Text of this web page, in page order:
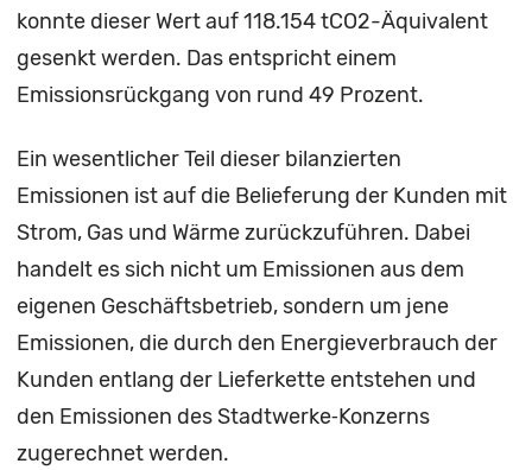
konnte dieser Wert auf 118.154 tCO2-Äquivalent
gesenkt werden. Das entspricht einem
Emissionsrückgang von rund 49 Prozent.
Ein wesentlicher Teil dieser bilanzierten
Emissionen ist auf die Belieferung der Kunden mit
Strom, Gas und Wärme zurückzuführen. Dabei
handelt es sich nicht um Emissionen aus dem
eigenen Geschäftsbetrieb, sondern um jene
Emissionen, die durch den Energieverbrauch der
Kunden entlang der Lieferkette entstehen und
den Emissionen des Stadtwerke‑Konzerns
zugerechnet werden.